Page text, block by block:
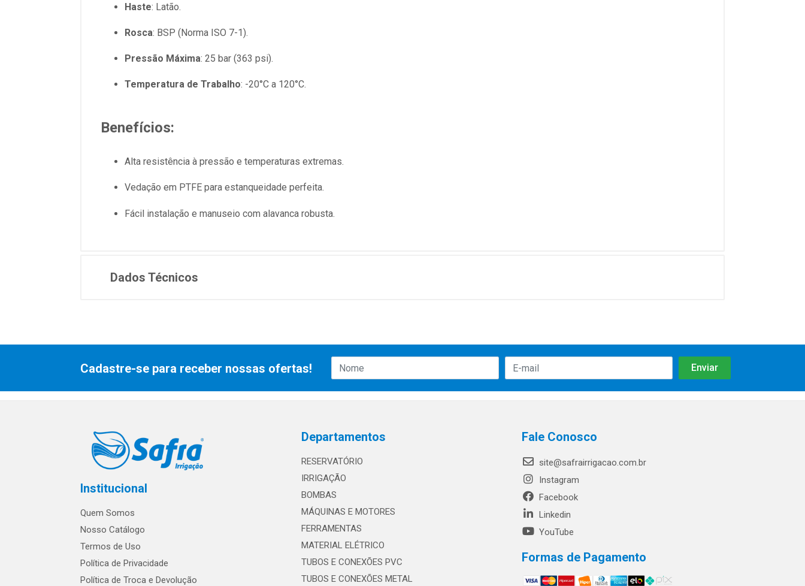
Haste: Latão.
Rosca: BSP (Norma ISO 7-1).
Pressão Máxima: 25 bar (363 psi).
Temperatura de Trabalho: -20°C a 120°C.
Benefícios:
Alta resistência à pressão e temperaturas extremas.
Vedação em PTFE para estanqueidade perfeita.
Fácil instalação e manuseio com alavanca robusta.
Dados Técnicos
Cadastre-se para receber nossas ofertas!
Institucional
Quem Somos
Nosso Catálogo
Termos de Uso
Política de Privacidade
Política de Troca e Devolução
Departamentos
RESERVATÓRIO
IRRIGAÇÃO
BOMBAS
MÁQUINAS E MOTORES
FERRAMENTAS
MATERIAL ELÉTRICO
TUBOS E CONEXÕES PVC
TUBOS E CONEXÕES METAL
Fale Conosco
site@safrairrigacao.com.br
Instagram
Facebook
Linkedin
YouTube
Formas de Pagamento